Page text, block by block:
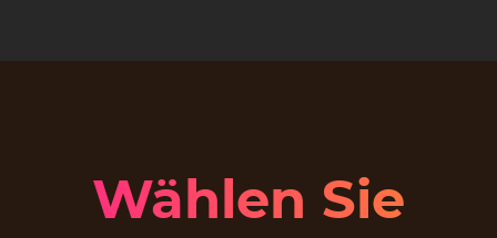
Wählen Sie